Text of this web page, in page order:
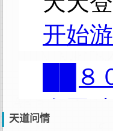
天道问情